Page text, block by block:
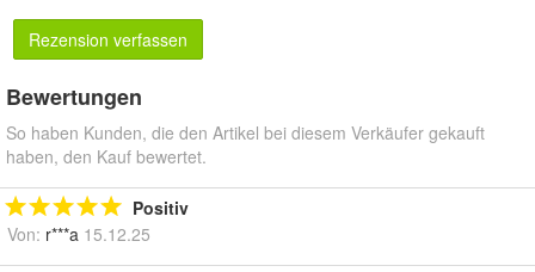
Rezension verfassen
Bewertungen
So haben Kunden, die den Artikel bei diesem Verkäufer gekauft
haben, den Kauf bewertet.
Positiv
Von: r***a 15.12.25